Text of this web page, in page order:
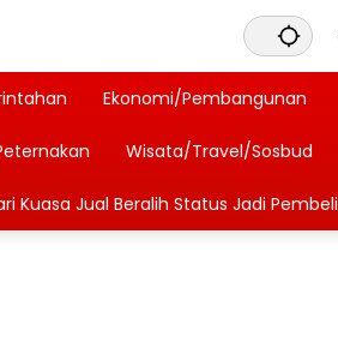
Ekonomi/Pembangunan
Wisata/Travel/Sosbud
Kuasa Jual Beralih Status Jadi Pembeli